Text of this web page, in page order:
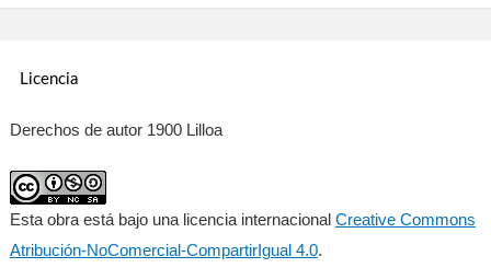
Licencia
Derechos de autor 1900 Lilloa
Esta obra está bajo una licencia internacional Creative Commons
Atribución-NoComercial-CompartirIgual 4.0.